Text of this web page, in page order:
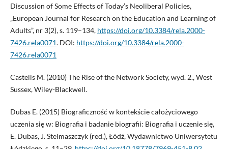
Discussion of Some Effects of Today’s Neoliberal Policies,
„European Journal for Research on the Education and Learning of
Adults”, nr 3(2), s. 119–134, https://doi.org/10.3384/rela.2000-
7426.rela0071. DOI: https://doi.org/10.3384/rela.2000-
7426.rela0071
Castells M. (2010) The Rise of the Network Society, wyd. 2., West
Sussex, Wiley-Blackwell.
Dubas E. (2015) Biograficzność w kontekście całożyciowego
uczenia się w: Biografia i badanie biografii: Biografia i uczenie się,
E. Dubas, J. Stelmaszczyk (red.), Łódź, Wydawnictwo ­Uniwersytetu